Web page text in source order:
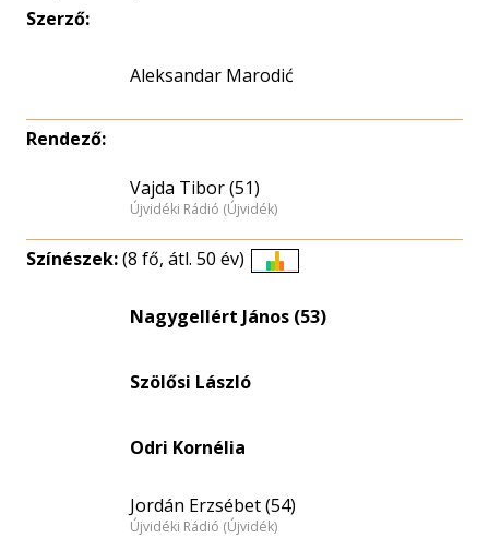
Szerző:
Aleksandar Marodić
Rendező:
Vajda Tibor (51)
Újvidéki Rádió (Újvidék)
Színészek:(8 fő, átl. 50 év)
eloszlás
Nagygellért János (53)
Szölősi László
Odri Kornélia
Jordán Erzsébet (54)
Újvidéki Rádió (Újvidék)